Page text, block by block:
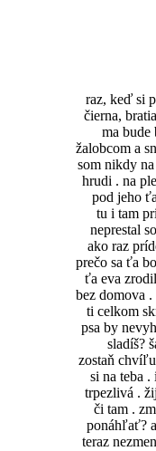
raz, keď si
čierna,
ma bude
žalobcom a
som nikdy
hrudi . na
pod jeho
tu i tam
neprestal
ako raz
prečo sa ťa
ťa eva
bez domova
ti celkom
psa by
sladíš?
zostaň
si na teba .
trpezlivá .
či tam .
ponáhľať?
teraz